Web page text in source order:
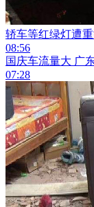
轿车等红绿灯遭
08:56
国庆车流量大 广
07:28